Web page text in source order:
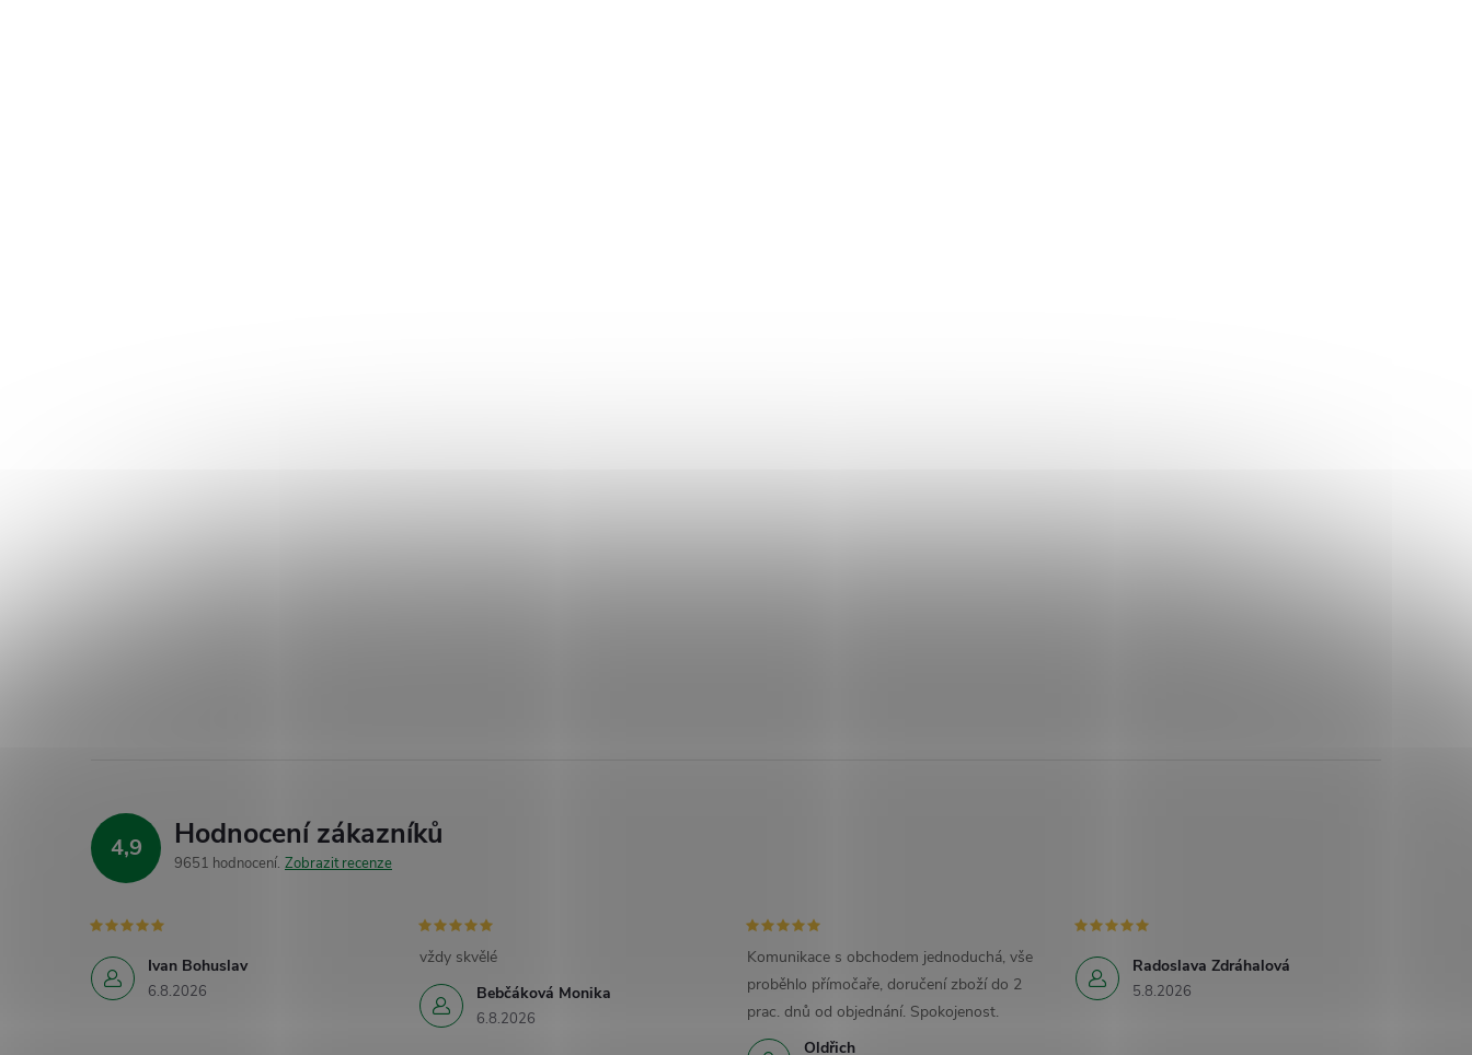
4,9 Hodnocení zákazníků
9651 hodnocení Zobrazit recenze
Ivan Bohuslav
6.8.2026 Bebčáková Monika
6.8.2026
vždy skvělé
Oldřich
Komunikace s obchodem jednoduchá, vše
proběhlo přímočaře, doručení zboží do 2
prac. dnů od objednání. Spokojenost.
Radoslava Zdráhalová
5.8.2026